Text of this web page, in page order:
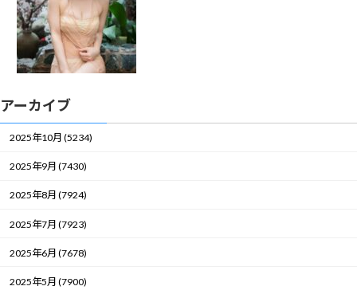
アーカイブ
2025年10月 (5234)
2025年9月 (7430)
2025年8月 (7924)
2025年7月 (7923)
2025年6月 (7678)
2025年5月 (7900)